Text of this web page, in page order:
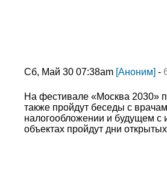
Сб, Май 30 07:38am [Аноним] -
На фестивале «Москва 2030»
также пройдут беседы с
налогообложении и будущем с
объектах пройдут дни